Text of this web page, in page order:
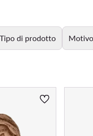
Tipo di prodotto Motivo